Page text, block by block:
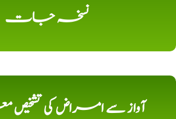
نسخہ جات
آواز سے امراض کی